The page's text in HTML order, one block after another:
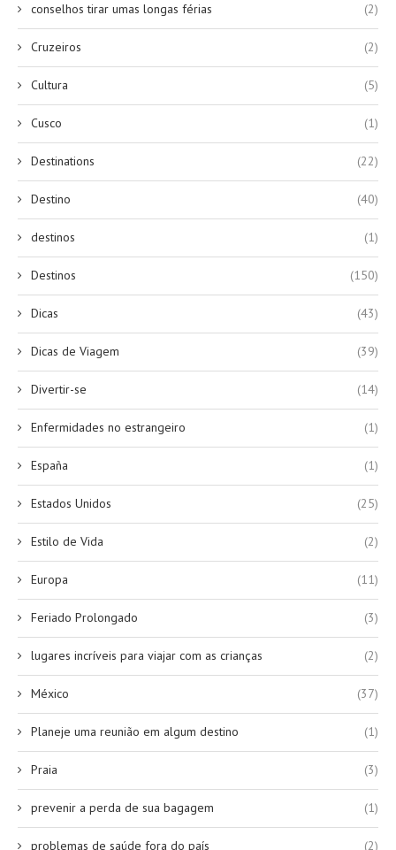
conselhos tirar umas longas férias (2)
Cruzeiros (2)
Cultura (5)
Cusco (1)
Destinations (22)
Destino (40)
destinos (1)
Destinos (150)
Dicas (43)
Dicas de Viagem (39)
Divertir-se (14)
Enfermidades no estrangeiro (1)
España (1)
Estados Unidos (25)
Estilo de Vida (2)
Europa (11)
Feriado Prolongado (3)
lugares incríveis para viajar com as crianças (2)
México (37)
Planeje uma reunião em algum destino (1)
Praia (3)
prevenir a perda de sua bagagem (1)
problemas de saúde fora do país (2)